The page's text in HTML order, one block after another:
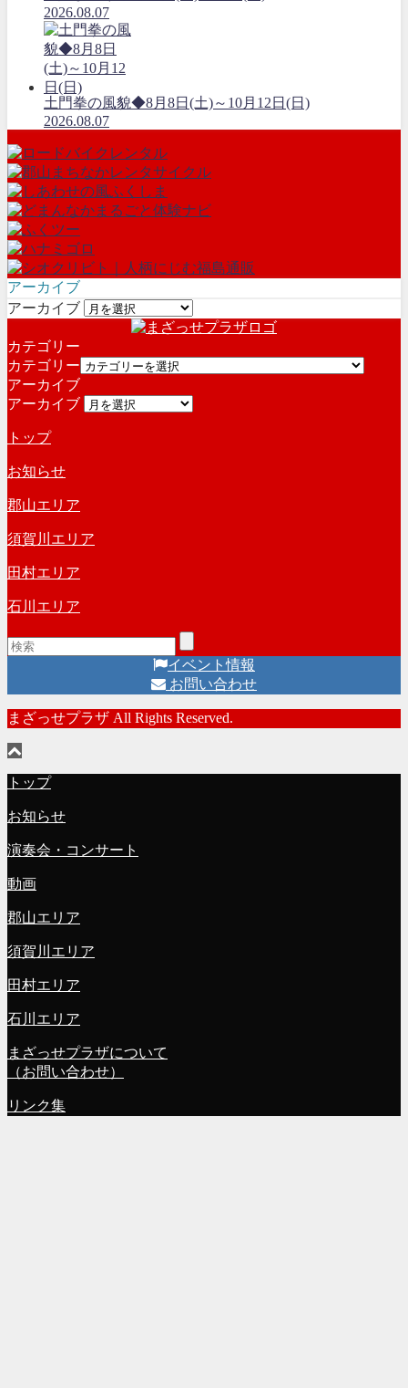
2026.08.07
土門拳の風貌◆8月8日(土)～10月12日(日)
2026.08.07
アーカイブ
アーカイブ
カテゴリー
カテゴリー
アーカイブ
アーカイブ
トップ
お知らせ
郡山エリア
須賀川エリア
田村エリア
石川エリア
イベント情報
お問い合わせ
まざっせプラザ All Rights Reserved.
トップ
お知らせ
演奏会・コンサート
動画
郡山エリア
須賀川エリア
田村エリア
石川エリア
まざっせプラザについて
（お問い合わせ）
リンク集